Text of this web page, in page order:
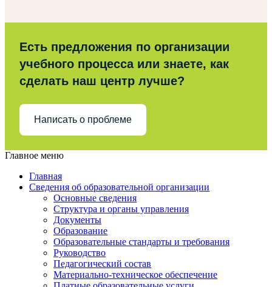
Есть предложения по организации
учебного процесса или знаете, как
сделать наш центр лучше?
Написать о проблеме
Главное меню
Главная
Сведения об образовательной организации
Основные сведения
Структура и органы управления
Документы
Образование
Образовательные стандарты и требования
Руководство
Педагогический состав
Материально-техническое обеспечение